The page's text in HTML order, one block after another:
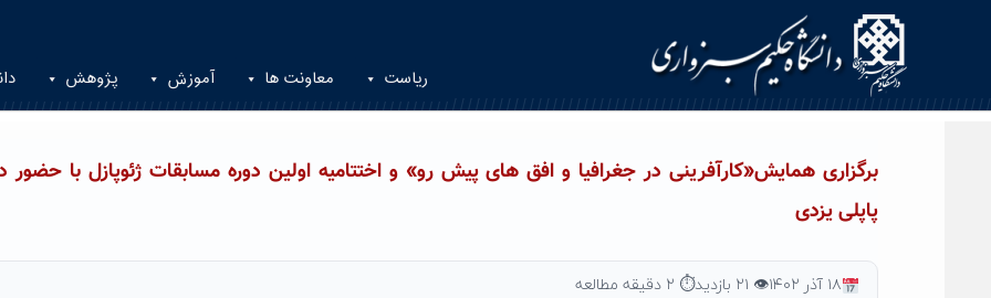
ریاست معاونت ها آموزش پژوهش
برگزاری همایش«کارآفرینی در جغرافیا و افق های پیش رو» و اختتامیه اولین دوره مسابقات ژئوپازل با حضور
پاپلی یزدی
۱۸ آذر ۱۴۰۲ 👁 ۲۱ بازدید ⏱ ۲ دقیقه مطالعه